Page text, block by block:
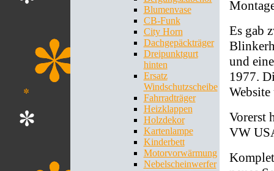
Blumenvase
CB-Funk
City Horn
Dachgepäckträger
Dreipunktgurt
hinten
Ersatz
Windschutzscheibe
Fahrradträger
Heizklappen
Holzdekor
Kartenlampe
Kinderbett
Motorvorwärmung
Nebelscheinwerfer
Es gab
und
1977.
Vorerst
VW